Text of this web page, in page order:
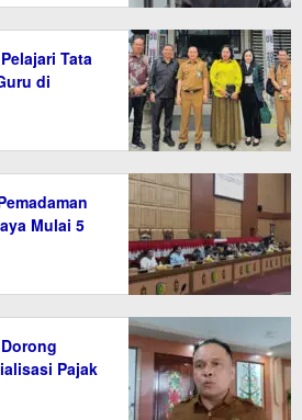
Tata
di
Mulai 5
Pajak